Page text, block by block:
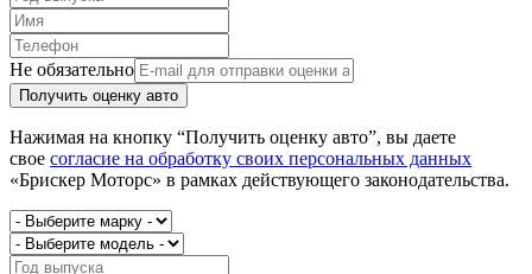
Не обязательно
Получить оценку авто
Нажимая на кнопку “Получить оценку авто”, вы даете
свое согласие на обработку своих персональных данных
«Брискер Моторс» в рамках действующего законодательства.